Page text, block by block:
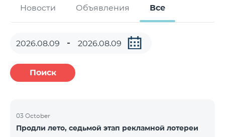
Новости Объявления Все
Поиск
03 October
Продли лето, седьмой этап рекламной лотереи